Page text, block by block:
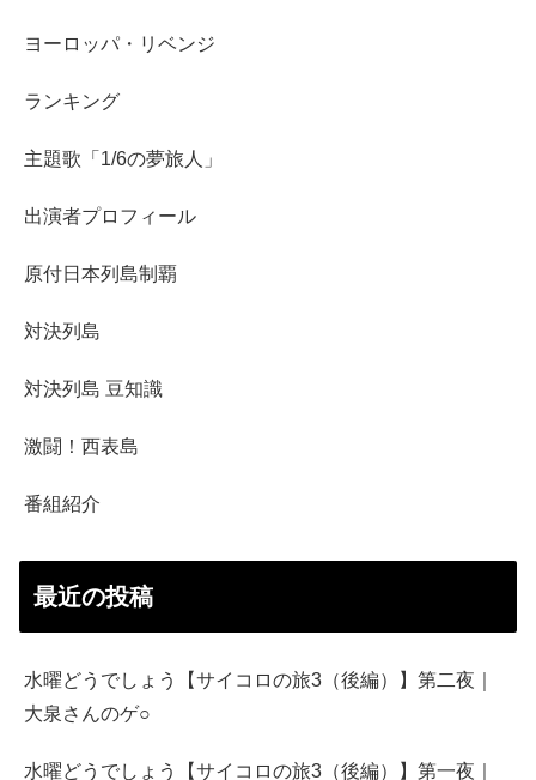
ヨーロッパ・リベンジ
ランキング
主題歌「1/6の夢旅人」
出演者プロフィール
原付日本列島制覇
対決列島
対決列島 豆知識
激闘！西表島
番組紹介
最近の投稿
水曜どうでしょう【サイコロの旅3（後編）】第二夜｜
大泉さんのゲ○
水曜どうでしょう【サイコロの旅3（後編）】第一夜｜